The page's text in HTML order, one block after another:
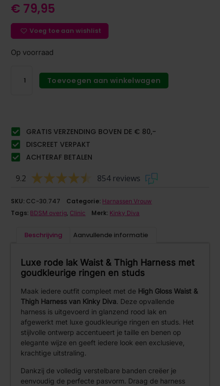
€ 79,95
Voeg toe aan wishlist
Op voorraad
Toevoegen aan winkelwagen
GRATIS VERZENDING BOVEN DE € 80,-
DISCREET VERPAKT
ACHTERAF BETALEN
9.2 854 reviews
SKU: CC-30.747 Categorie: Harnassen Vrouw
Tags: BDSM overig, Clinic Merk: Kinky Diva
Beschrijving Aanvullende informatie
Luxe rode lak Waist & Thigh Harness met
goudkleurige ringen en studs
Maak iedere outfit compleet met de High Gloss Waist &
Thigh Harness van Kinky Diva. Deze opvallende
harness is uitgevoerd in glanzend rood lak en
afgewerkt met luxe goudkleurige ringen en studs. Het
stijlvolle ontwerp accentueert je taille en benen op
elegante wijze en geeft iedere look een exclusieve,
krachtige uitstraling.
Dankzij de volledig verstelbare banden creëer je
eenvoudig de perfecte pasvorm. Draag de harness